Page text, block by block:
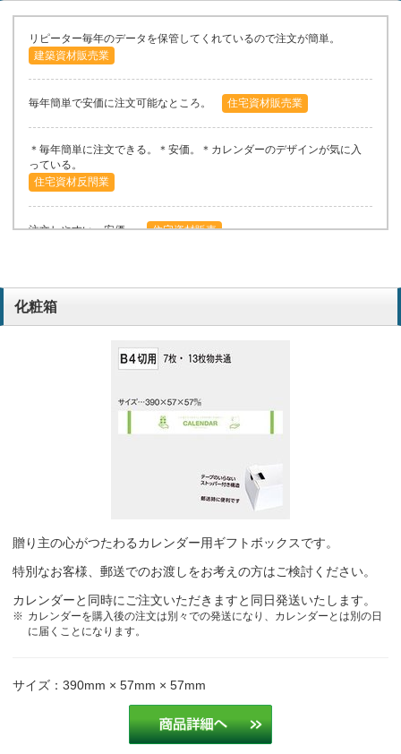
リピーター毎年のデータを保管してくれているので注文が簡単。
建築資材販売業
毎年簡単で安価に注文可能なところ。 住宅資材販売業
＊毎年簡単に注文できる。＊安価。＊カレンダーのデザインが気に入
っている。
住宅資材反閇業
注文しやすい。安価。 住宅資材販売
おり、注文が簡単で助かります。
建築資材販売業
1：エコで自然なイメージのデザインが良い。2：お値段が安い。3：
3か月同時に見れる。
今まで他社より卓上タイプのカレンダーを取引先及びお客様用に配布
になりました。反響によっては今後リピートしようとおもいますので
＊お値段が安い。＊簡単に注文できる。 建築資材販売業
値段がお手頃で内容がいい ビル総合管理業
化粧箱
贈り主の心がつたわるカレンダー用ギフトボックスです。
特別なお客様、郵送でのお渡しをお考えの方はご検討ください。
カレンダーと同時にご注文いただきますと同日発送いたします。
カレンダーを購入後の注文は別々での発送になり、カレンダーとは別の日
に届くことになります。
サイズ：390mm × 57mm × 57mm